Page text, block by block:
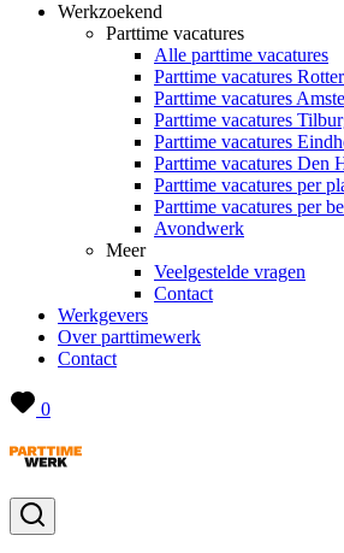
Werkzoekend
Parttime vacatures
Alle parttime vacatures
Parttime vacatures
Parttime vacatures
Parttime vacatures
Parttime vacatures
Parttime vacatures Den
Parttime vacatures per
Parttime vacatures per
Avondwerk
Meer
Veelgestelde vragen
Contact
Werkgevers
Over parttimewerk
Contact
0